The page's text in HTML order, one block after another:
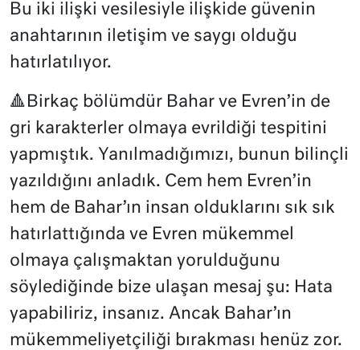
Bu iki ilişki vesilesiyle ilişkide güvenin
anahtarının iletişim ve saygı olduğu
hatırlatılıyor.
🔺Birkaç bölümdür Bahar ve Evren’in de
gri karakterler olmaya evrildiği tespitini
yapmıştık. Yanılmadığımızı, bunun bilinçli
yazıldığını anladık. Cem hem Evren’in
hem de Bahar’ın insan olduklarını sık sık
hatırlattığında ve Evren mükemmel
olmaya çalışmaktan yorulduğunu
söylediğinde bize ulaşan mesaj şu: Hata
yapabiliriz, insanız. Ancak Bahar’ın
mükemmeliyetçiliği bırakması henüz zor.